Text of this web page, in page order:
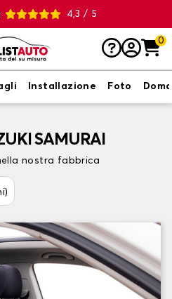
4,3 / 5
0
Installazione Foto
SAMURAI
nostra fabbrica